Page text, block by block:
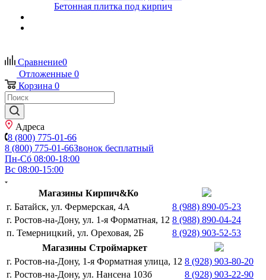
Бетонная плитка под кирпич
Сравнение0
Отложенные 0
Корзина 0
Адреса
8 (800) 775-01-66
8 (800) 775-01-66Звонок бесплатный
Пн-Сб 08:00-18:00
Вс 08:00-15:00
Магазины Кирпич&Ко
г. Батайск, ул. Фермерская, 4А
8 (988) 890-05-23
г. Ростов-на-Дону, ул. 1-я Форматная, 12 8 (988) 890-04-24
п. Темерницкий, ул. Ореховая, 2Б
8 (928) 903-52-53
Магазины Строймаркет
г. Ростов-на-Дону, 1-я Форматная улица, 12 8 (928) 903-80-20
г. Ростов-на-Дону, ул. Нансена 103б
8 (928) 903-22-90